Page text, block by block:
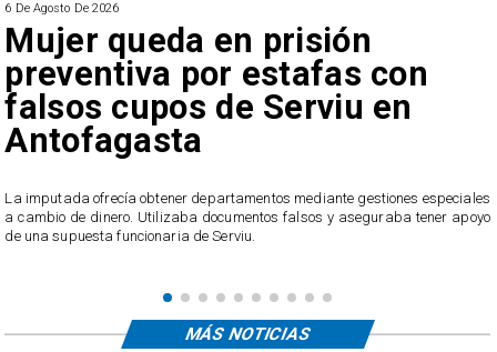
6 De Agosto De 2026
Mujer queda en prisión
preventiva por estafas con
falsos cupos de Serviu en
Antofagasta
La imputada ofrecía obtener departamentos mediante gestiones especiales
a cambio de dinero. Utilizaba documentos falsos y aseguraba tener apoyo
de una supuesta funcionaria de Serviu.
MÁS NOTICIAS